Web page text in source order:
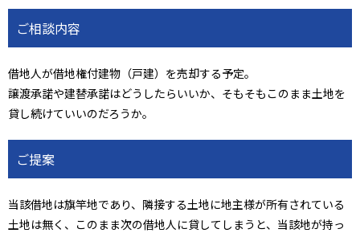
ご相談内容
借地人が借地権付建物（戸建）を売却する予定。
譲渡承諾や建替承諾はどうしたらいいか、そもそもこのまま土地を
貸し続けていいのだろうか。
ご提案
当該借地は旗竿地であり、隣接する土地に地主様が所有されている
土地は無く、このまま次の借地人に貸してしまうと、当該地が持っ